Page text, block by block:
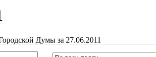
Думы за 27.06.2011